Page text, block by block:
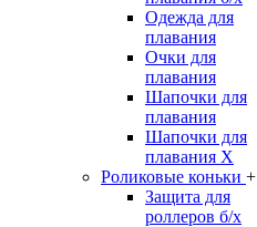
Одежда для
плавания
Очки для
плавания
Шапочки для
плавания
Шапочки для
плавания Х
Роликовые коньки +
Защита для
роллеров б/х